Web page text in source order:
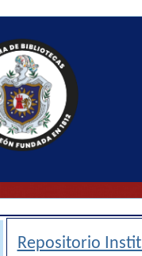
Repositorio